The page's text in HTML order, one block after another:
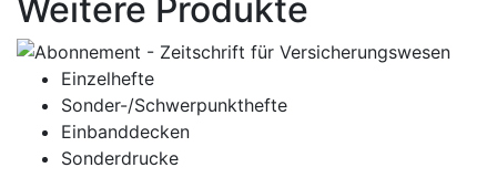
Weitere Produkte
Einzelhefte
Sonder-/Schwerpunkthefte
Einbanddecken
Sonderdrucke